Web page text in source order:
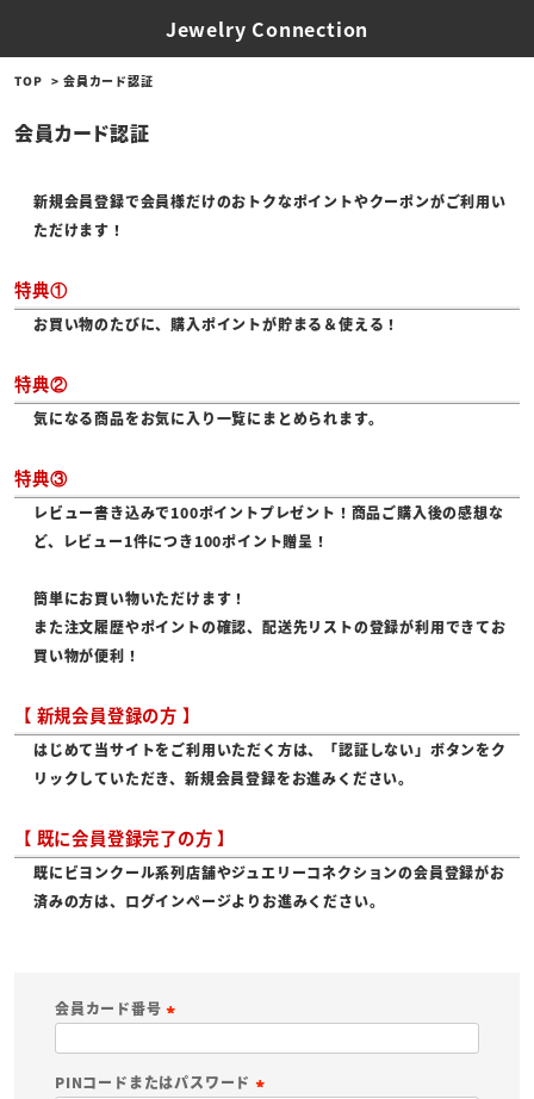
Jewelry Connection
TOP 会員カード認証
会員カード認証
新規会員登録で会員様だけのおトクなポイントやクーポンがご利用い
ただけます！
特典①
お買い物のたびに、購入ポイントが貯まる＆使える！
特典②
気になる商品をお気に入り一覧にまとめられます。
特典③
レビュー書き込みで100ポイントプレゼント！商品ご購入後の感想な
ど、レビュー1件につき100ポイント贈呈！
簡単にお買い物いただけます！
また注文履歴やポイントの確認、配送先リストの登録が利用できてお
買い物が便利！
【 新規会員登録の方 】
はじめて当サイトをご利用いただく方は、「認証しない」ボタンをク
リックしていただき、新規会員登録をお進みください。
【 既に会員登録完了の方 】
既にビヨンクール系列店舗やジュエリーコネクションの会員登録がお
済みの方は、ログインページよりお進みください。
会員カード番号
必
PINコードまたはパスワード